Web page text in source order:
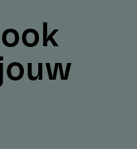
het Koninkrijk)